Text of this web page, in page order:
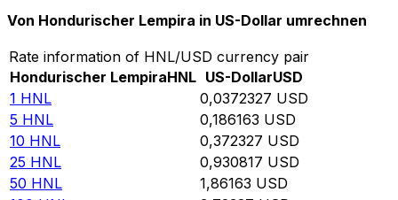
Von Hondurischer Lempira in US-Dollar umrechnen
Rate information of HNL/USD currency pair
Hondurischer LempiraHNL US-DollarUSD
1 HNL 0,0372327 USD
5 HNL 0,186163 USD
10 HNL 0,372327 USD
25 HNL 0,930817 USD
50 HNL 1,86163 USD